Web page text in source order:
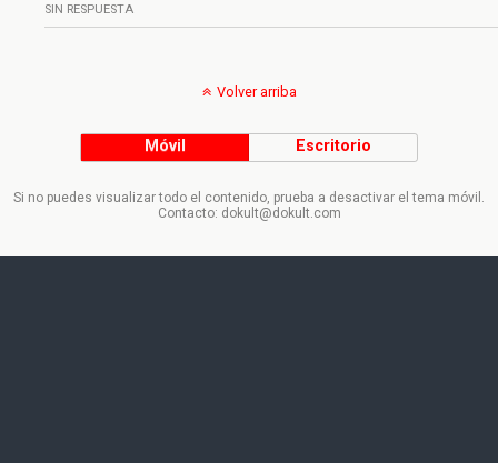
SIN RESPUESTA
Volver arriba
Móvil Escritorio
Si no puedes visualizar todo el contenido, prueba a desactivar el tema móvil.
Contacto: dokult@dokult.com